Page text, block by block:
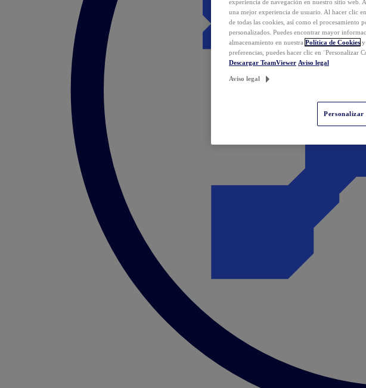
experiencia de navegación en nuestro sitio web.
una mejor experiencia de usuario. Al hacer clic en
de todas las cookies, así como el procesamiento
personalizados. Puedes encontrar mayor
almacenamiento en nuestra Política de Cookies y
preferencias, puedes hacer clic en ¨Personalizar
Descargar TeamViewer Aviso legal
Aviso legal
Personalizar